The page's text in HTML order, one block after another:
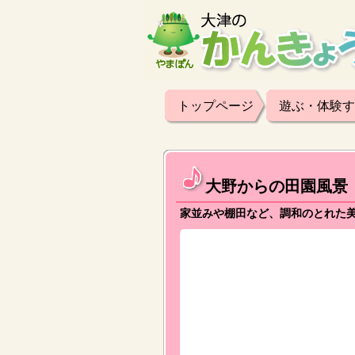
トップページ 遊ぶ・体験
大野からの田園風景
家並みや棚田など、調和のとれた